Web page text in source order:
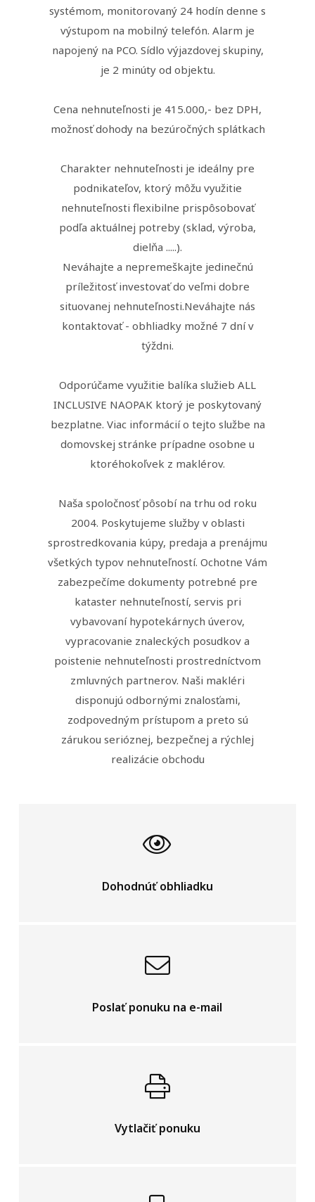
systémom, monitorovaný 24 hodín denne s
výstupom na mobilný telefón. Alarm je
napojený na PCO. Sídlo výjazdovej skupiny,
je 2 minúty od objektu.
Cena nehnuteľnosti je 415.000,- bez DPH,
možnosť dohody na bezúročných splátkach
Charakter nehnuteľnosti je ideálny pre
podnikateľov, ktorý môžu využitie
nehnuteľnosti flexibilne prispôsobovať
podľa aktuálnej potreby (sklad, výroba,
dielňa .....).
Neváhajte a nepremeškajte jedinečnú
príležitosť investovať do veľmi dobre
situovanej nehnuteľnosti.Neváhajte nás
kontaktovať - obhliadky možné 7 dní v
týždni.
Odporúčame využitie balíka služieb ALL
INCLUSIVE NAOPAK ktorý je poskytovaný
bezplatne. Viac informácií o tejto službe na
domovskej stránke prípadne osobne u
ktoréhokoľvek z maklérov.
Naša spoločnosť pôsobí na trhu od roku
2004. Poskytujeme služby v oblasti
sprostredkovania kúpy, predaja a prenájmu
všetkých typov nehnuteľností. Ochotne Vám
zabezpečíme dokumenty potrebné pre
kataster nehnuteľností, servis pri
vybavovaní hypotekárnych úverov,
vypracovanie znaleckých posudkov a
poistenie nehnuteľnosti prostredníctvom
zmluvných partnerov. Naši makléri
disponujú odbornými znalosťami,
zodpovedným prístupom a preto sú
zárukou serióznej, bezpečnej a rýchlej
realizácie obchodu
Dohodnúť obhliadku
Poslať ponuku na e-mail
Vytlačiť ponuku